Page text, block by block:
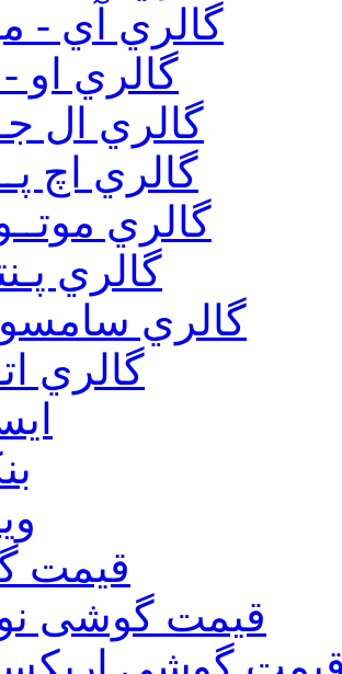
گالري آي -
گالري او -
گالري ال
گالري اچ
گالري
گالري
گالري
گالري
قیمت
قیمت گوشی